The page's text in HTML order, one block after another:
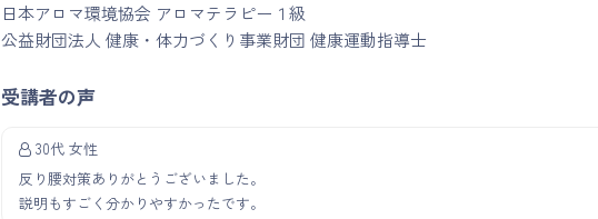
日本アロマ環境協会 アロマテラピー１級
公益財団法人 健康・体力づくり事業財団 健康運動指導士
受講者の声
30代 女性
反り腰対策ありがとうございました。
説明もすごく分かりやすかったです。